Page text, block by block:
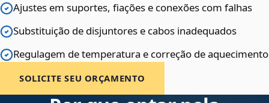
Ajustes em suportes, fiações e conexões com falhas
Substituição de disjuntores e cabos inadequados
Regulagem de temperatura e correção de aquecimento
SOLICITE SEU ORÇAMENTO